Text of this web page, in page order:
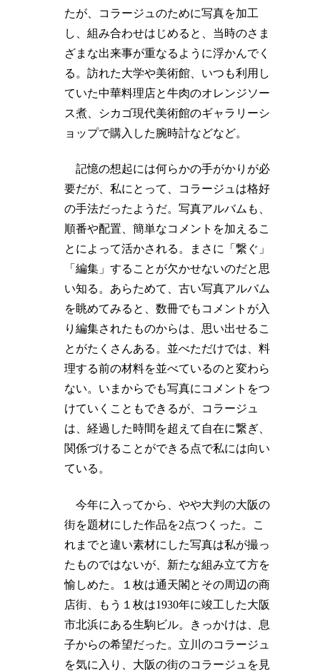
たが、コラージュのために写真を加工
し、組み合わせはじめると、当時のさま
ざまな出来事が重なるように浮かんでく
る。訪れた大学や美術館、いつも利用し
ていた中華料理店と牛肉のオレンジソー
ス煮、シカゴ現代美術館のギャラリーシ
ョップで購入した腕時計などなど。
記憶の想起には何らかの手がかりが必
要だが、私にとって、コラージュは格好
の手法だったようだ。写真アルバムも、
順番や配置、簡単なコメントを加えるこ
とによって活かされる。まさに「繋ぐ」
「編集」することが欠かせないのだと思
い知る。あらためて、古い写真アルバム
を眺めてみると、数冊でもコメントが入
り編集されたものからは、思い出せるこ
とがたくさんある。並べただけでは、料
理する前の材料を並べているのと変わら
ない。いまからでも写真にコメントをつ
けていくこともできるが、コラージュ
は、経過した時間を超えて自在に繋ぎ、
関係づけることができる点で私には向い
ている。
今年に入ってから、やや大判の大阪の
街を題材にした作品を2点つくった。こ
れまでと違い素材にした写真は私が撮っ
たものではないが、新たな組み立て方を
愉しめた。１枚は通天閣とその周辺の商
店街、もう１枚は1930年に竣工した大阪
市北浜にある生駒ビル。きっかけは、息
子からの希望だった。立川のコラージュ
を気に入り、大阪の街のコラージュを見